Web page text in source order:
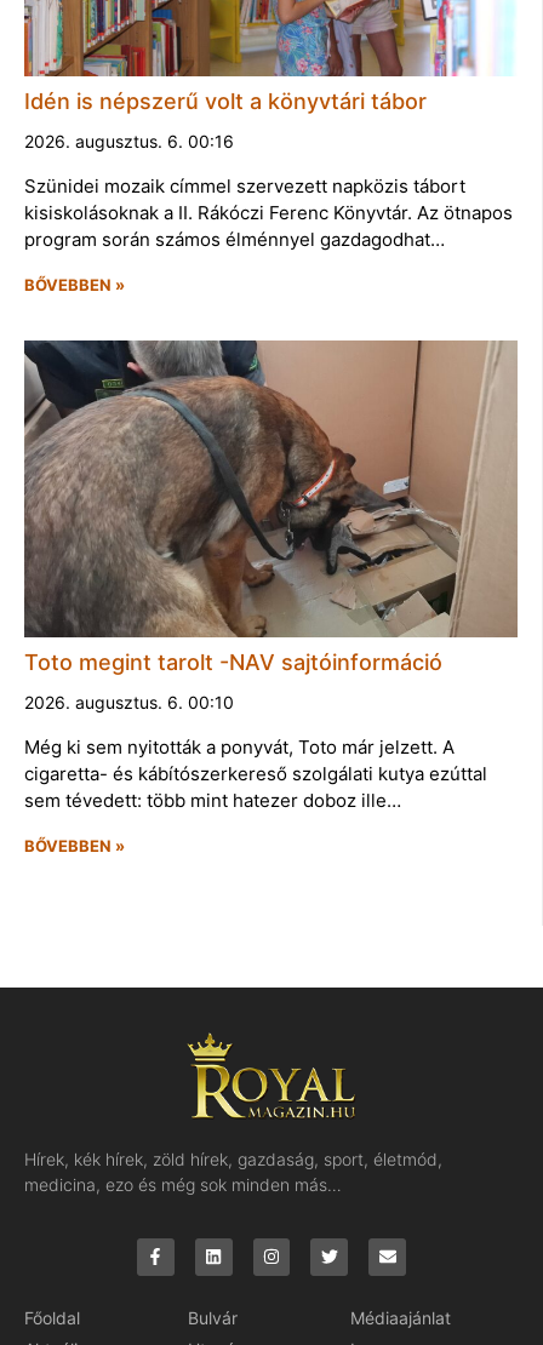
Idén is népszerű volt a könyvtári tábor
2026. augusztus. 6. 00:16
Szünidei mozaik címmel szervezett napközis tábort
kisiskolásoknak a II. Rákóczi Ferenc Könyvtár. Az ötnapos
program során számos élménnyel gazdagodhat…
BŐVEBBEN »
Toto megint tarolt -NAV sajtóinformáció
2026. augusztus. 6. 00:10
Még ki sem nyitották a ponyvát, Toto már jelzett. A
cigaretta- és kábítószerkereső szolgálati kutya ezúttal
sem tévedett: több mint hatezer doboz ille…
BŐVEBBEN »
Hírek, kék hírek, zöld hírek, gazdaság, sport, életmód,
medicina, ezo és még sok minden más…
Főoldal
Bulvár
Médiaajánlat